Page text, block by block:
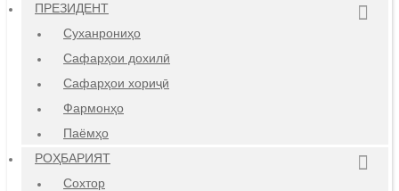
ПРЕЗИДЕНТ
Суханрониҳо
Сафарҳои дохилӣ
Сафарҳои хориҷӣ
Фармонҳо
Паёмҳо
РОҲБАРИЯТ
Сохтор